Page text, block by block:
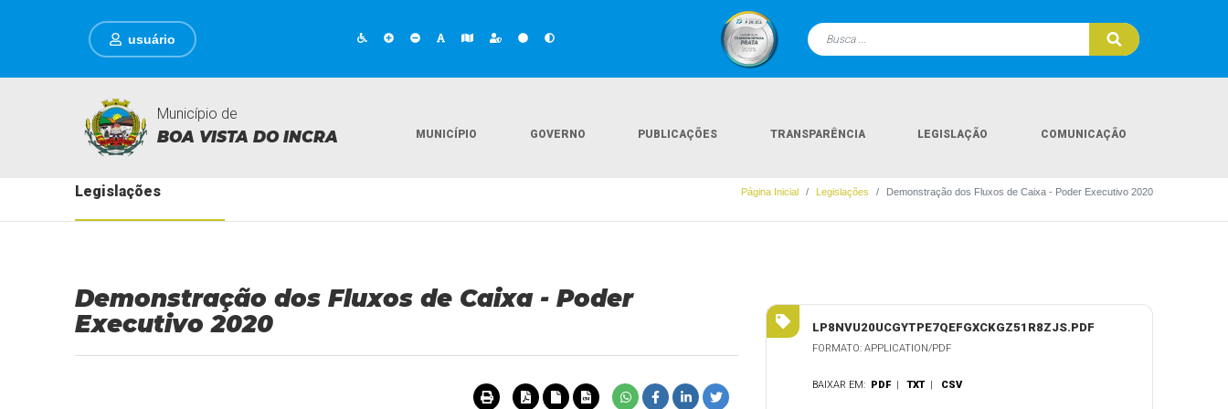
usuário
Município de
BOA VISTA DO INCRA MUNICÍPIO GOVERNO PUBLICAÇÕES TRANSPARÊNCIA LEGISLAÇÃO COMUNICAÇÃO
Legislações Página Inicial Legislações Demonstração dos Fluxos de Caixa - Poder Executivo 2020
Demonstração dos Fluxos de Caixa - Poder
Executivo 2020
LP8NVU20UCGYTPE7QEFGXCKGZ51R8ZJS.PDF
FORMATO: APPLICATION/PDF
BAIXAR EM: PDF |TXT | CSV